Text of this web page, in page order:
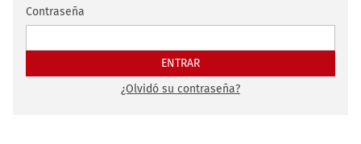
Contraseña
¿Olvidó su contraseña?